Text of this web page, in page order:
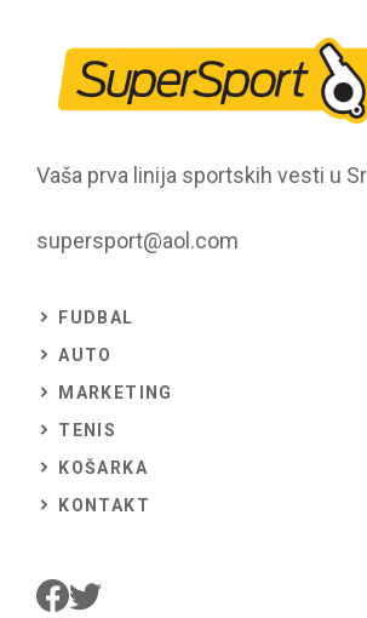
Vaša prva linija sportskih vesti u
supersport@aol.com
FUDBAL
AUTO
MARKETING
TENIS
KOŠARKA
KONTAKT